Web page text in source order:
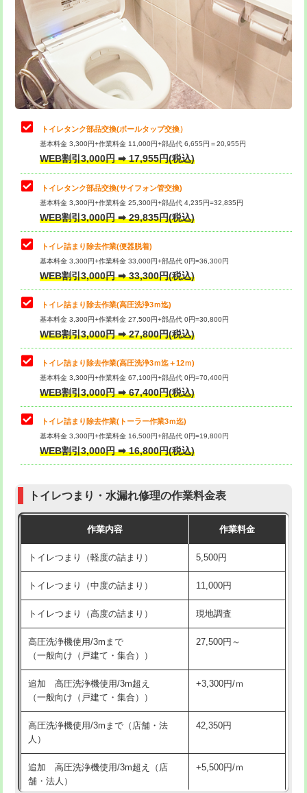
トイレタンク部品交換(ボールタップ交換）
基本料金 3,300円+作業料金 11,000円+部品代 6,655円＝20,955円
WEB割引3,000円 ➡ 17,955円(税込)
トイレタンク部品交換(サイフォン管交換)
基本料金 3,300円+作業料金 25,300円+部品代 4,235円=32,835円
WEB割引3,000円 ➡ 29,835円(税込)
トイレ詰まり除去作業(便器脱着)
基本料金 3,300円+作業料金 33,000円+部品代 0円=36,300円
WEB割引3,000円 ➡ 33,300円(税込)
トイレ詰まり除去作業(高圧洗浄3ｍ迄)
基本料金 3,300円+作業料金 27,500円+部品代 0円=30,800円
WEB割引3,000円 ➡ 27,800円(税込)
トイレ詰まり除去作業(高圧洗浄3ｍ迄＋12ｍ)
基本料金 3,300円+作業料金 67,100円+部品代 0円=70,400円
WEB割引3,000円 ➡ 67,400円(税込)
トイレ詰まり除去作業(トーラー作業3ｍ迄)
基本料金 3,300円+作業料金 16,500円+部品代 0円=19,800円
WEB割引3,000円 ➡ 16,800円(税込)
トイレつまり・水漏れ修理の作業料金表
作業内容 作業料金
トイレつまり（軽度の詰まり） 5,500円
トイレつまり（中度の詰まり） 11,000円
トイレつまり（高度の詰まり） 現地調査
高圧洗浄機使用/3mまで
（一般向け（戸建て・集合））
27,500円～
追加 高圧洗浄機使用/3m超え
（一般向け（戸建て・集合））
+3,300円/ｍ
高圧洗浄機使用/3mまで（店舗・法
人）
42,350円
追加 高圧洗浄機使用/3m超え（店
舗・法人）
+5,500円/ｍ